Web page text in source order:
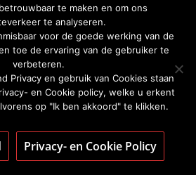
te maken en om ons
te analyseren.
voor de goede werking van de
toe de ervaring van de gebruiker te
verbeteren.
Privacy en gebruik van Cookies staan
en Cookie policy, welke u erkent
op "Ik ben akkoord" te klikken.
Privacy- en Cookie Policy